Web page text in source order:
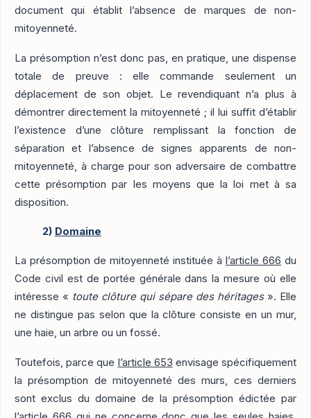
document qui établit l’absence de marques de non-
mitoyenneté.
La présomption n’est donc pas, en pratique, une dispense
totale de preuve : elle commande seulement un
déplacement de son objet. Le revendiquant n’a plus à
démontrer directement la mitoyenneté ; il lui suffit d’établir
l’existence d’une clôture remplissant la fonction de
séparation et l’absence de signes apparents de non-
mitoyenneté, à charge pour son adversaire de combattre
cette présomption par les moyens que la loi met à sa
disposition.
2) Domaine
La présomption de mitoyenneté instituée à l’article 666 du
Code civil est de portée générale dans la mesure où elle
intéresse « toute clôture qui sépare des héritages». Elle
ne distingue pas selon que la clôture consiste en un mur,
une haie, un arbre ou un fossé.
Toutefois, parce que l’article 653 envisage spécifiquement
la présomption de mitoyenneté des murs, ces derniers
sont exclus du domaine de la présomption édictée par